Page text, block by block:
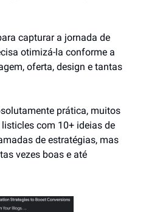
capturar a jornada de
otimizá-la conforme a
oferta, design e tantas
prática, muitos
com 10+ ideias de
de estratégias, mas
vezes boas e até